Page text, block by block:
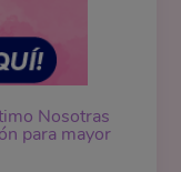
Nosotras
para mayor